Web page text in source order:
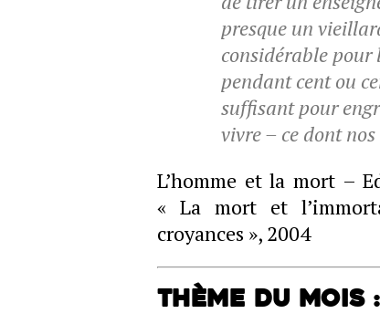
presque un
considérable pour
pendant cent ou
suffisant pour
vivre – ce dont
L’homme et la mort –
« La mort et
croyances », 2004
Thème du mois